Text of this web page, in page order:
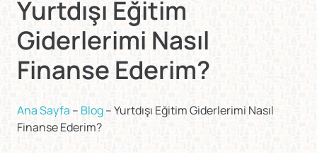
Yurtdışı Eğitim
Giderlerimi Nasıl
Finanse Ederim?
Ana Sayfa – Blog–Yurtdışı Eğitim Giderlerimi Nasıl
Finanse Ederim?